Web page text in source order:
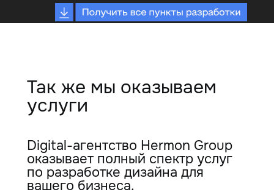
Digital-агентство Hermon Group
оказывает полный спектр услуг
по разработке дизайна для
вашего бизнеса.
Так же мы оказываем
услуги